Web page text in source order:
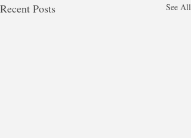
Recent Posts See All